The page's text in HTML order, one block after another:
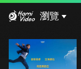
瀏覽